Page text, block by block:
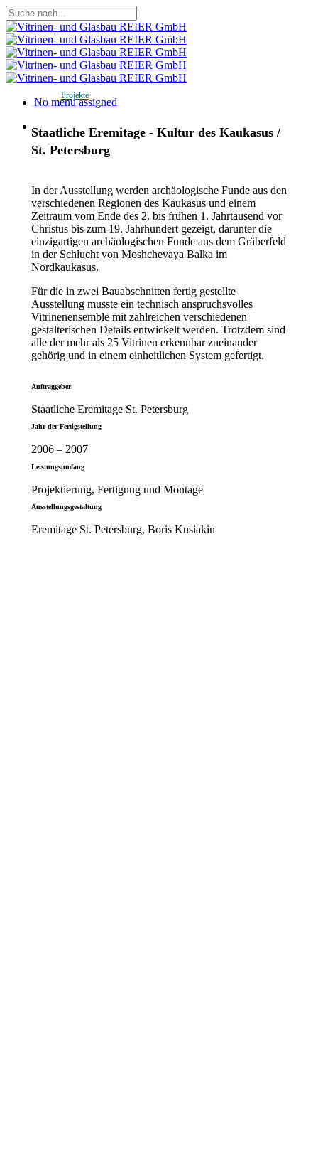
Skip
to
main
content
Close
Search
Menu
No menu assigned
Menu
Projekte
Staatliche Eremitage - Kultur des Kaukasus /
St. Petersburg
In der Ausstellung werden archäologische Funde aus den
verschiedenen Regionen des Kaukasus und einem
Zeitraum vom Ende des 2. bis frühen 1. Jahrtausend vor
Christus bis zum 19. Jahrhundert gezeigt, darunter die
einzigartigen archäologischen Funde aus dem Gräberfeld
in der Schlucht von Moshchevaya Balka im
Nordkaukasus.
Für die in zwei Bauabschnitten fertig gestellte
Ausstellung musste ein technisch anspruchsvolles
Vitrinenensemble mit zahlreichen verschiedenen
gestalterischen Details entwickelt werden. Trotzdem sind
alle der mehr als 25 Vitrinen erkennbar zueinander
gehörig und in einem einheitlichen System gefertigt.
Auftraggeber
Staatliche Eremitage St. Petersburg
Jahr der Fertigstellung
2006 – 2007
Leistungsumfang
Projektierung, Fertigung und Montage
Ausstellungsgestaltung
Eremitage St. Petersburg, Boris Kusiakin